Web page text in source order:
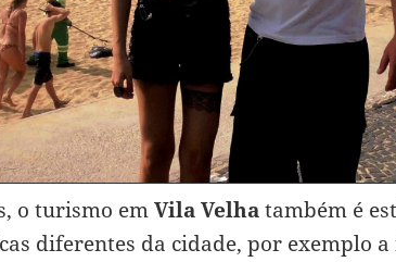
o turismo emVila Velhatambém é
diferentes da cidade, por exemplo